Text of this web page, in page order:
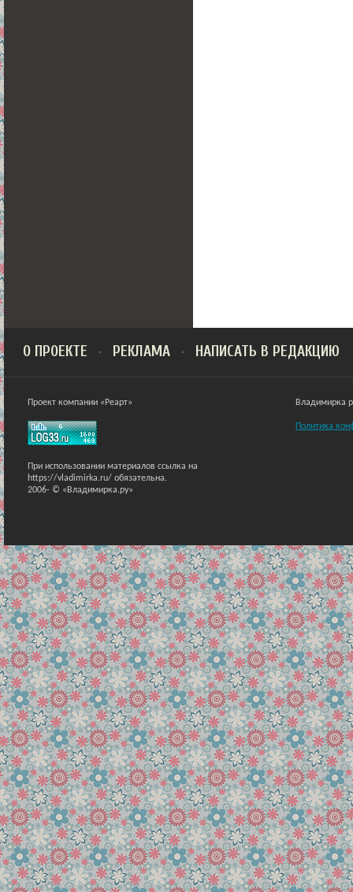
О ПРОЕКТЕ РЕКЛАМА НАПИСАТЬ В РЕДАКЦИЮ
Проект компании «Реарт»
При использовании материалов ссылка на
https://vladimirka.ru/ обязательна.
2006- © «Владимирка.ру»
Владимирка
Политика